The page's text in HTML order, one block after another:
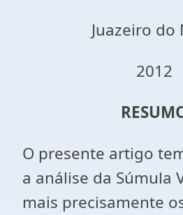
Juazeiro do
2012
O presente artigo
a análise da Súmula
mais precisamente